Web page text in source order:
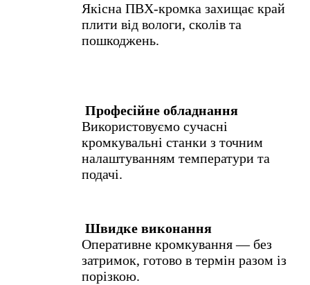
Якісна ПВХ-кромка захищає край
плити від вологи, сколів та
пошкоджень.
Професійне обладнання
Використовуємо сучасні
кромкувальні станки з точним
налаштуванням температури та
подачі.
Швидке виконання
Оперативне кромкування — без
затримок, готово в термін разом із
порізкою.